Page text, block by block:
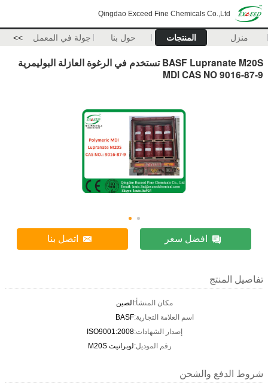
Qingdao Exceed Fine Chemicals Co.,Ltd
منزل المنتجات حول بنا جولة في المعمل >>
BASF Lupranate M20S تستخدم في الرغوة العازلة البوليمرية
MDI CAS NO 9016-87-9
افضل سعر اتصل بنا
تفاصيل المنتج
مكان المنشأ:الصين
اسم العلامة التجارية:BASF
إصدار الشهادات:ISO9001:2008
رقم الموديل:لوبرانيت M20S
شروط الدفع والشحن